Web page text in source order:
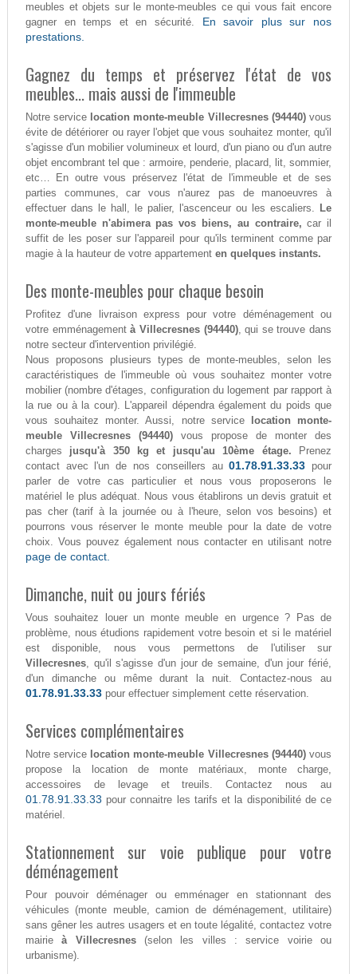
meubles et objets sur le monte-meubles ce qui vous fait encore
gagner en temps et en sécurité. En savoir plus sur nos
prestations.
Gagnez du temps et préservez l'état de vos
meubles... mais aussi de l'immeuble
Notre service location monte-meuble Villecresnes (94440)vous
évite de détériorer ou rayer l'objet que vous souhaitez monter, qu'il
s'agisse d'un mobilier volumineux et lourd, d'un piano ou d'un autre
objet encombrant tel que : armoire, penderie, placard, lit, sommier,
etc… En outre vous préservez l'état de l'immeuble et de ses
parties communes, car vous n'aurez pas de manoeuvres à
effectuer dans le hall, le palier, l'ascenceur ou les escaliers. Le
monte-meuble n'abimera pas vos biens, au contraire, car il
suffit de les poser sur l'appareil pour qu'ils terminent comme par
magie à la hauteur de votre appartement en quelques instants.
Des monte-meubles pour chaque besoin
Profitez d'une livraison express pour votre déménagement ou
votre emménagementà Villecresnes (94440), qui se trouve dans
notre secteur d'intervention privilégié.
Nous proposons plusieurs types de monte-meubles, selon les
caractéristiques de l'immeuble où vous souhaitez monter votre
mobilier (nombre d'étages, configuration du logement par rapport à
la rue ou à la cour). L'appareil dépendra également du poids que
vous souhaitez monter. Aussi, notre service
location monte-
meuble Villecresnes (94440)vous propose de monter des
charges jusqu'à 350 kg et jusqu'au 10ème étage. Prenez
contact avec l'un de nos conseillers au01.78.91.33.33 pour
parler de votre cas particulier et nous vous proposerons le
matériel le plus adéquat. Nous vous établirons un devis gratuit et
pas cher (tarif à la journée ou à l'heure, selon vos besoins) et
pourrons vous réserver le monte meuble pour la date de votre
choix. Vous pouvez également nous contacter en utilisant notre
page de contact.
Dimanche, nuit ou jours fériés
Vous souhaitez louer un monte meuble en urgence ? Pas de
problème, nous étudions rapidement votre besoin et si le matériel
est disponible, nous vous permettons de l'utiliser sur
Villecresnes, qu'il s'agisse d'un jour de semaine, d'un jour férié,
d'un dimanche ou même durant la nuit. Contactez-nous au
01.78.91.33.33 pour effectuer simplement cette réservation.
Services complémentaires
Notre service location monte-meuble Villecresnes (94440)vous
propose la location de monte matériaux, monte charge,
accessoires de levage et treuils. Contactez nous au
01.78.91.33.33 pour connaitre les tarifs et la disponibilité de ce
matériel.
Stationnement sur voie publique pour votre
déménagement
Pour pouvoir déménager ou emménager en stationnant des
véhicules (monte meuble, camion de déménagement, utilitaire)
sans gêner les autres usagers et en toute légalité, contactez votre
mairieà Villecresnes(selon les villes : service voirie ou
urbanisme).